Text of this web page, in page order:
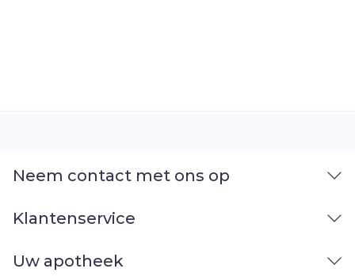
Neem contact met ons op
Klantenservice
Uw apotheek